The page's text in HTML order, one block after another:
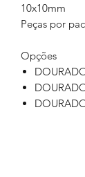
10x10mm
Peças por
Opções